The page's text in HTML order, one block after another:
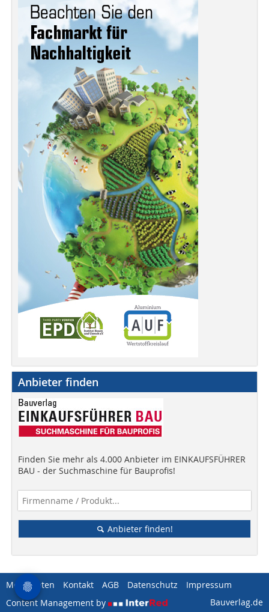
Anbieter finden
Finden Sie mehr als 4.000 Anbieter im EINKAUFSFÜHRER
BAU - der Suchmaschine für Bauprofis!
Anbieter finden!
Mediadaten Kontakt AGB Datenschutz
Impressum
Content Management by
Bauverlag.de